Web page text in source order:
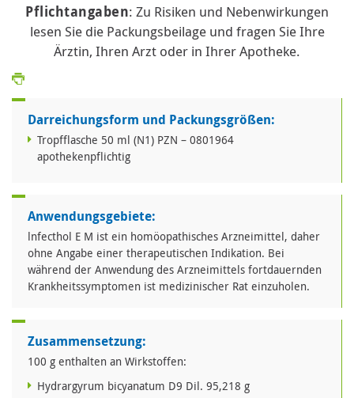
Pflichtangaben: Zu Risiken und Nebenwirkungen
lesen Sie die Packungsbeilage und fragen Sie Ihre
Ärztin, Ihren Arzt oder in Ihrer Apotheke.
Darreichungsform und Packungsgrößen:
Tropfflasche 50 ml (N1) PZN – 0801964
apothekenpflichtig
Anwendungsgebiete:
lnfecthol E M ist ein homöopathisches Arzneimittel, daher
ohne Angabe einer therapeutischen Indikation. Bei
während der Anwendung des Arzneimittels fortdauernden
Krankheitssymptomen ist medizinischer Rat einzuholen.
Zusammensetzung:
100 g enthalten an Wirkstoffen:
Hydrargyrum bicyanatum D9 Dil. 95,218 g